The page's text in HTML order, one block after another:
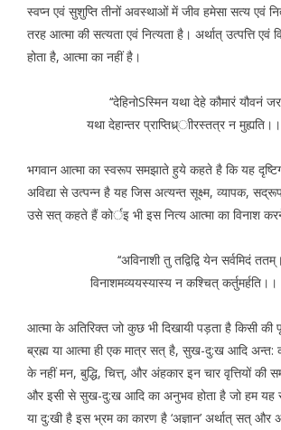
स्वप्न एवं सुशुप्ति तीनों अवस्थाओं में जीव हमेसा सत्य एवं
तरह आत्मा की सत्यता एवं नित्यता है। अर्थात् उत्पत्ति एवं
होता है, आत्मा का नहीं है।
‘‘देहिनोSस्मिन यथा देहे कौमारं यौवनं
यथा देहान्तर प्राप्तिध्र्ाीरस्तत्र न
भगवान आत्मा का स्वरूप समझाते हुये कहते है कि यह
अविद्या से उत्पन्न है यह जिस अत्यन्त सूक्ष्म, व्यापक,
उसे सत् कहते हैं कोर्इ भी इस नित्य आत्मा का विनाश करने
‘‘अविनाशी तु तद्विद्वि येन सर्वमिदं ततम्।
विनाशमव्ययस्यास्य न कश्चित्
आत्मा के अतिरिक्त जो कुछ भी दिखायी पड़ता है किसी की
ब्रह्म या आत्मा ही एक मात्र सत् है, सुख-दु:ख आदि अन्त:
के नहीं मन, बुद्धि, चित्त्, और अंहकार इन चार वृत्तियों की
और इसी से सुख-दु:ख आदि का अनुभव होता है जो हम
या दु:खी है इस भ्रम का कारण है ‘अज्ञान’ अर्थात् सत्